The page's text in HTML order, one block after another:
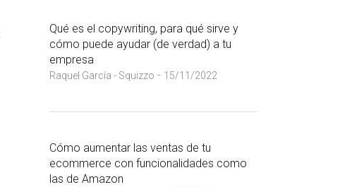
Qué es el copywriting, para qué sirve y
cómo puede ayudar (de verdad) a tu
empresa
Raquel García - Squizzo - 15/11/2022
Cómo aumentar las ventas de tu
ecommerce con funcionalidades como
las de Amazon